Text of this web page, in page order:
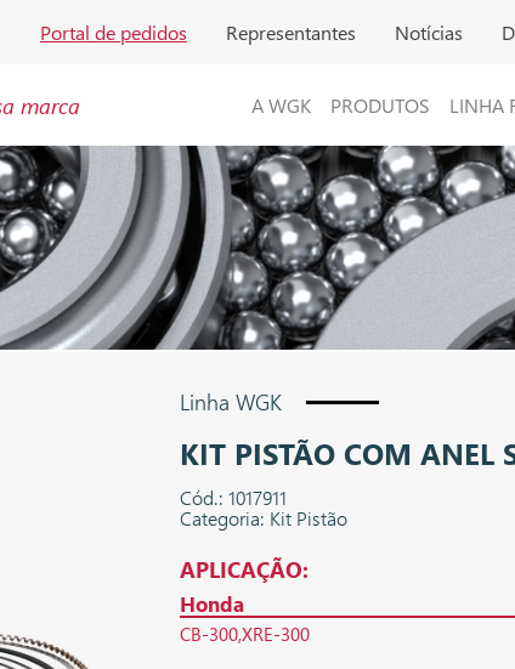
Portal de pedidos Representantes Notícias
marca A WGK PRODUTOS LINHA
Linha WGK
KIT PISTÃO COM ANEL
Cód.: 1017911
Categoria: Kit Pistão
APLICAÇÃO:
Honda
CB-300XRE-300